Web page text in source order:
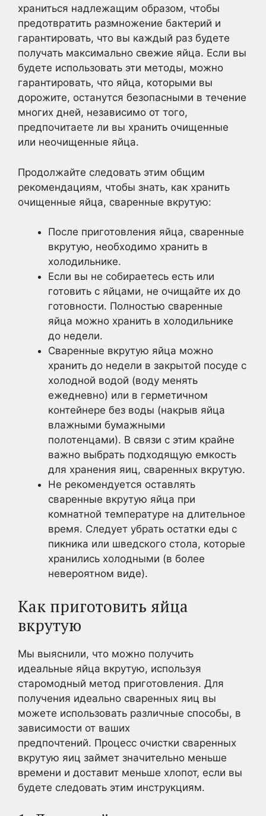
храниться надлежащим образом, чтобы
предотвратить размножение бактерий и
гарантировать, что вы каждый раз будете
получать максимально свежие яйца. Если вы
будете использовать эти методы, можно
гарантировать, что яйца, которыми вы
дорожите, останутся безопасными в течение
многих дней, независимо от того,
предпочитаете ли вы хранить очищенные
или неочищенные яйца.
Продолжайте следовать этим общим
рекомендациям, чтобы знать, как хранить
очищенные яйца, сваренные вкрутую:
После приготовления яйца, сваренные
вкрутую, необходимо хранить в
холодильнике.
Если вы не собираетесь есть или
готовить с яйцами, не очищайте их до
готовности. Полностью сваренные
яйца можно хранить в холодильнике
до недели.
Сваренные вкрутую яйца можно
хранить до недели в закрытой посуде с
холодной водой (воду менять
ежедневно) или в герметичном
контейнере без воды (накрыв яйца
влажными бумажными
полотенцами). В связи с этим крайне
важно выбрать подходящую емкость
для хранения яиц, сваренных вкрутую.
Не рекомендуется оставлять
сваренные вкрутую яйца при
комнатной температуре на длительное
время. Следует убрать остатки еды с
пикника или шведского стола, которые
хранились холодными (в более
невероятном виде).
Как приготовить яйца
вкрутую
Мы выяснили, что можно получить
идеальные яйца вкрутую, используя
старомодный метод приготовления. Для
получения идеально сваренных яиц вы
можете использовать различные способы, в
зависимости от ваших
предпочтений. Процесс очистки сваренных
вкрутую яиц займет значительно меньше
времени и доставит меньше хлопот, если вы
будете следовать этим инструкциям.